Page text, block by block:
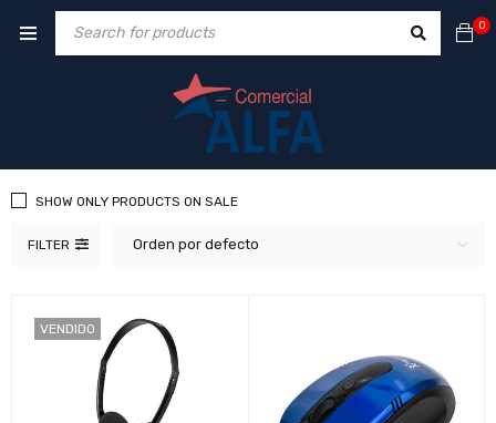
0
FILTER Orden por defecto
SHOW ONLY PRODUCTS ON SALE
VENDIDO